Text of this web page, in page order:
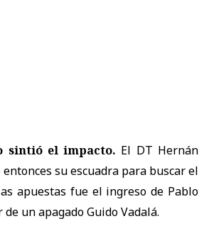
sintió el impacto. El DT Hernán
su escuadra para buscar el
apuestas fue el ingreso de Pablo
un apagado Guido Vadalá.